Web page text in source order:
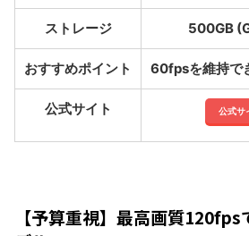
ストレージ 500GB
おすすめポイント 60fpsを維持で
公式サイト 公式サ
【予算重視】最高画質